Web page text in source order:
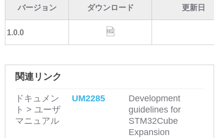
バージョン ダウンロード 更新日
1.0.0
関連リンク
ドキュメン
ト > ユーザ
マニュアル
UM2285
Development
guidelines for
STM32Cube
Expansion